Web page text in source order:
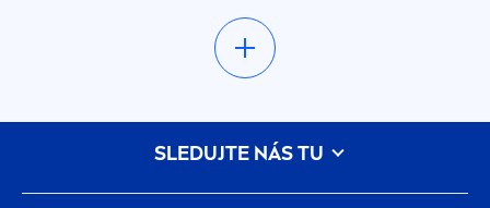
prípade, s potením sa objavuje i nežiaduci
nadmerná vlhkosť, najmä v
Moderné antiperspiranty a
spoľahlivú ochranu proti poteniu i telesnému
zápachu a zároveň ošetrujú pokožku
SLEDUJTE NÁS TU